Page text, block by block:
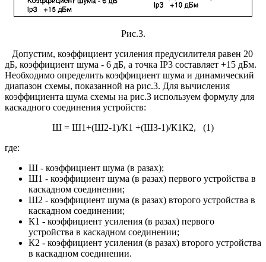
Рис.3.
Допустим, коэффициент усиления предусилителя равен 20
дБ, коэффициент шума - 6 дБ, а точка IP3 составляет +15 дБм.
Необходимо определить коэффициент шума и динамический
диапазон схемы, показанной на рис.3. Для вычисления
коэффициента шума схемы на рис.3 используем формулу для
каскадного соединения устройств:
Ш = Ш1+(Ш2-1)/К1 +(ШЗ-1)/К1К2, (1)
где:
Ш - коэффициент шума (в разах);
Ш1 - коэффициент шума (в разах) первого устройства в
каскадном соединении;
Ш2 - коэффициент шума (в разах) второго устройства в
каскадном соединении;
К1 - коэффициент усиления (в разах) первого
устройства в каскадном соединении;
К2 - коэффициент усиления (в разах) второго устройства
в каскадном соединении.